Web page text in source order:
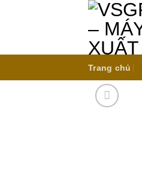
Trang chủ